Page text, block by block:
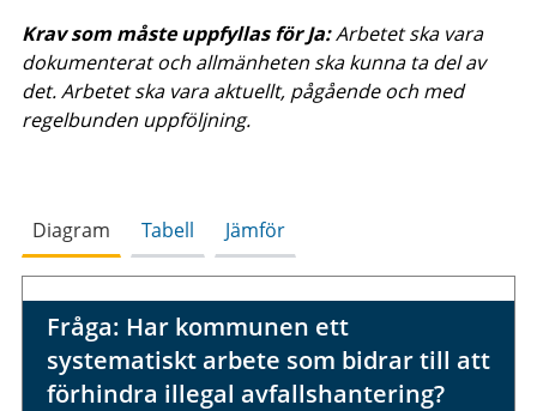
Krav som måste uppfyllas för Ja:Arbetet ska vara
dokumenterat och allmänheten ska kunna ta del av
det. Arbetet ska vara aktuellt, pågående och med
regelbunden uppföljning.
Diagram Tabell Jämför
Fråga: Har kommunen ett
systematiskt arbete som bidrar till att
förhindra illegal avfallshantering?